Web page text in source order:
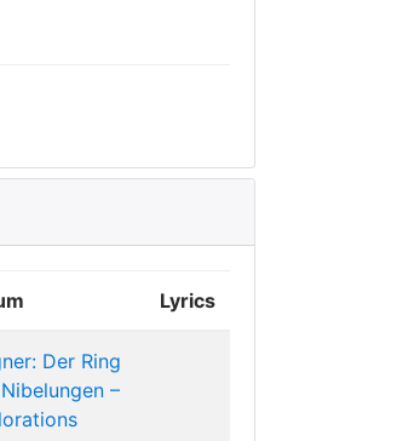
Lyrics
Der Ring
–